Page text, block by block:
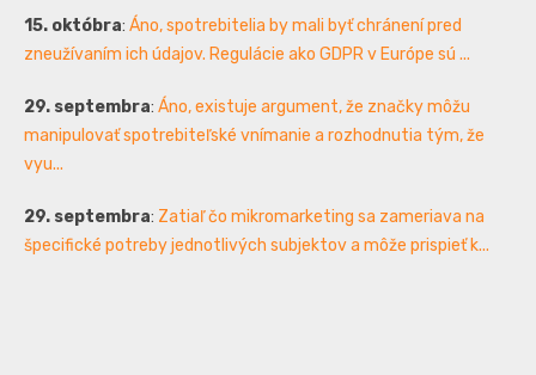
15. októbra: Áno, spotrebitelia by mali byť chránení pred
zneužívaním ich údajov. Regulácie ako GDPR v Európe sú ...
29. septembra: Áno, existuje argument, že značky môžu
manipulovať spotrebiteľské vnímanie a rozhodnutia tým, že
vyu...
29. septembra: Zatiaľ čo mikromarketing sa zameriava na
špecifické potreby jednotlivých subjektov a môže prispieť k...